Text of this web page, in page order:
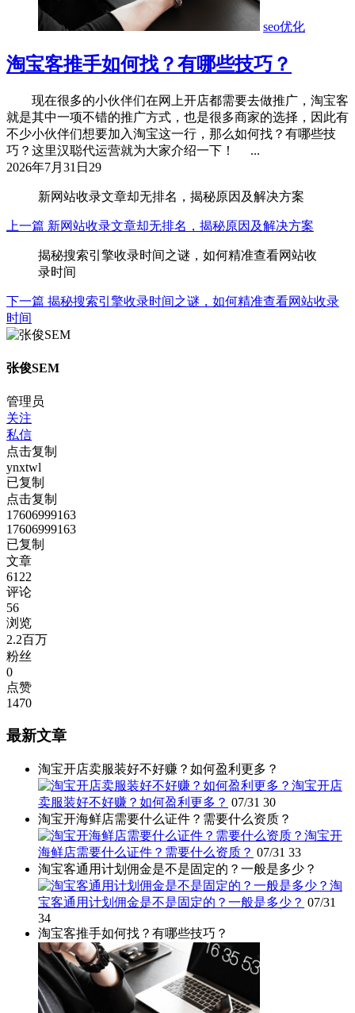
seo优化
淘宝客推手如何找？有哪些技巧？
现在很多的小伙伴们在网上开店都需要去做推广，淘宝客
就是其中一项不错的推广方式，也是很多商家的选择，因此有
不少小伙伴们想要加入淘宝这一行，那么如何找？有哪些技
巧？这里汉聪代运营就为大家介绍一下！ ...
2026年7月31日 29
新网站收录文章却无排名，揭秘原因及解决方案
上一篇 新网站收录文章却无排名，揭秘原因及解决方案
揭秘搜索引擎收录时间之谜，如何精准查看网站收
录时间
下一篇 揭秘搜索引擎收录时间之谜，如何精准查看网站收录
时间
张俊SEM
管理员
关注
私信
点击复制
ynxtwl
已复制
点击复制
17606999163
17606999163
已复制
文章
6122
评论
56
浏览
2.2百万
粉丝
0
点赞
1470
最新文章
淘宝开店卖服装好不好赚？如何盈利更多？
淘宝开店
卖服装好不好赚？如何盈利更多？ 07/31 30
淘宝开海鲜店需要什么证件？需要什么资质？
淘宝开
海鲜店需要什么证件？需要什么资质？ 07/31 33
淘宝客通用计划佣金是不是固定的？一般是多少？
淘
宝客通用计划佣金是不是固定的？一般是多少？ 07/31
34
淘宝客推手如何找？有哪些技巧？